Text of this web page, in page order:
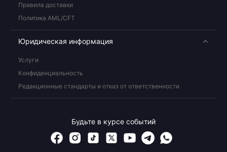
Правила доставки
Политика AML/CFT
Юридическая информация
Услуги
Конфиденциальность
Редакционные стандарты и отказ от ответственности
Будьте в курсе событий